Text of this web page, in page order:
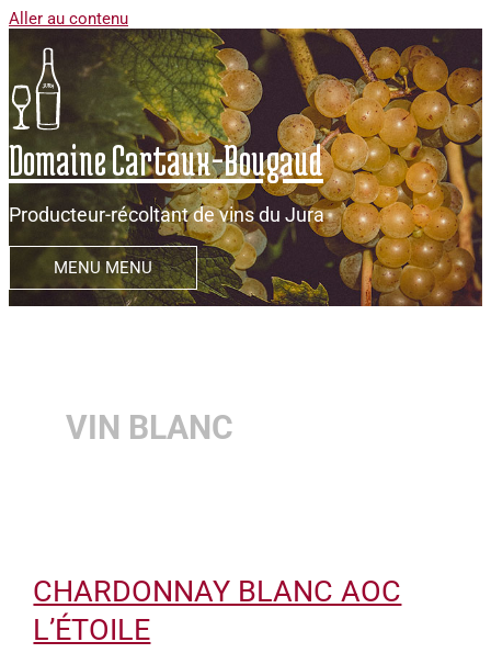
Aller au contenu
Domaine Cartaux-Bougaud
Producteur-récoltant de vins du Jura
MENU MENU
VIN BLANC
CHARDONNAY BLANC AOC
L’ÉTOILE